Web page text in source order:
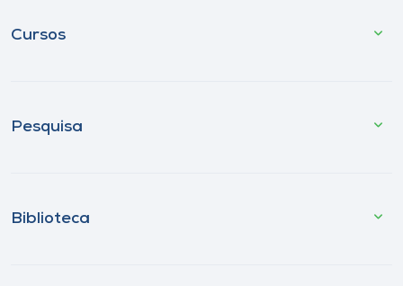
Cursos
Pesquisa
Biblioteca